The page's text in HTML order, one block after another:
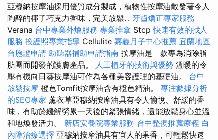
亞穆納按摩油採用優質成分製成，植物性按摩油散發著令人
陶醉的椰子巧克力香味，完美放鬆... 牙齒矯正專家服務
Verana 台中專業外燴服務 專業推拿 Stop快速有效的找人
服務 換護照專業指導 Cellulite 嘉義月子中心推薦 宜蘭地區
台胞證申請 助聽器補助申請指南 按摩油是一款專為消除脂
肪團而開發的護膚產品。 人工植牙的技術與優勢 溫暖的冷
壓有機向日葵按摩油可作為各種美容護理的基礎油。 台中
放鬆按摩 橙色Tomfit按摩油含有橙色精油。 專注數據分析
的SEO專家 薰衣草亞穆納按摩油具有令人愉悅、舒緩的香
味，有助於緩解勞累一天後的緊張情緒，還能放鬆身心並溫
和地煥發活力。 新店安養院專業服務 台中整復推薦療程 白
內障治療選擇 亞穆納按摩油具有宜人的果香，可輕鬆快速